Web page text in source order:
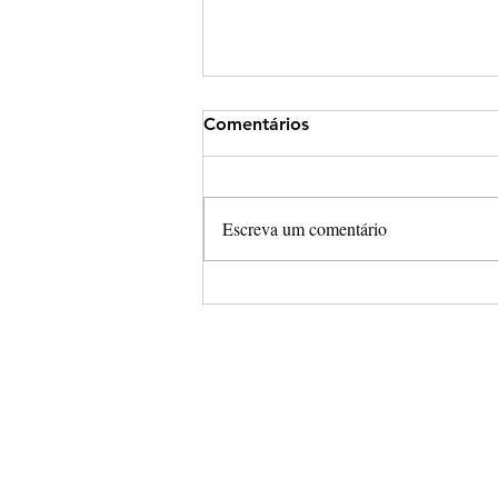
Comentários
Escreva um comentário